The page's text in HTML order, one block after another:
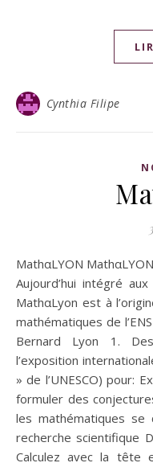
Cynthia Filipe
MathαLYON MathαLYON – Rencontre avec des chercheurs
Aujourd’hui intégré
MathαLyon est à
mathématiques de
Bernard Lyon 1.
l’exposition
» de l’UNESCO) pour:
formuler des
les mathématiques se
recherche scientifique
Calculez avec la tête